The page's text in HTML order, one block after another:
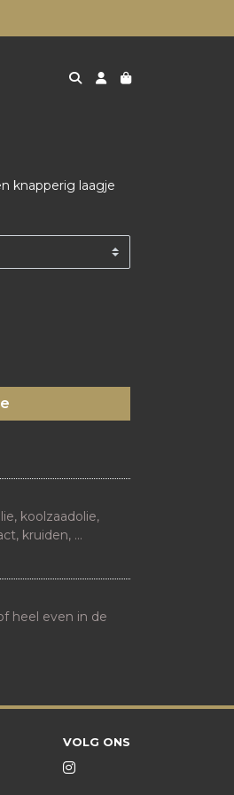
knapperig laagje
koolzaadolie,
kruiden,
heel even in de
VOLG ONS